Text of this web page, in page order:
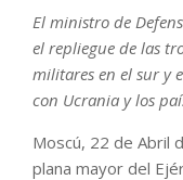
El ministro de
el repliegue de las
militares en el sur y
con Ucrania y los
Moscú, 22 de Abril
plana mayor del